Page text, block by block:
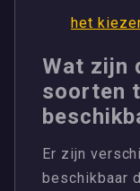
het
Wat zijn
soorten
Er zijn
beschikbaar